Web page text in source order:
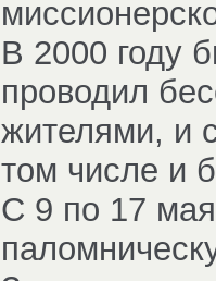
В 2000 году
проводил
жителями, и
том числе и
С 9 по 17